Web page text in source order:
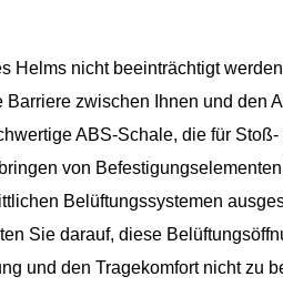
Helms nicht beeinträchtigt
zwischen Ihnen und den
ABS-Schale, die für Stoß-
von
Belüftungssystemen
Sie darauf, diese
und den Tragekomfort nicht zu